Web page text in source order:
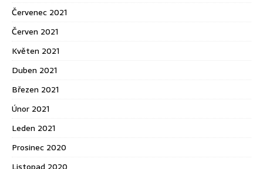
Červenec 2021
Červen 2021
Květen 2021
Duben 2021
Březen 2021
Únor 2021
Leden 2021
Prosinec 2020